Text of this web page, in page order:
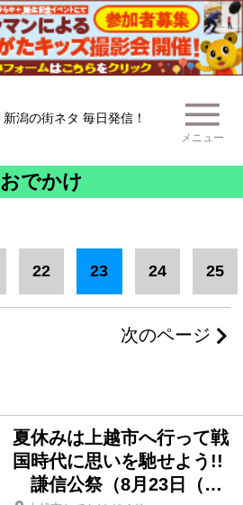
新潟の街ネタ 毎日発信！
メニュー
おでかけ
22 23 24 25
次のページ
夏休みは上越市へ行って戦
国時代に思いを馳せよう!!
謙信公祭（8月23日（…